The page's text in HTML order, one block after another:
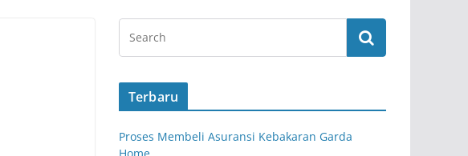
Terbaru
Proses Membeli Asuransi Kebakaran Garda